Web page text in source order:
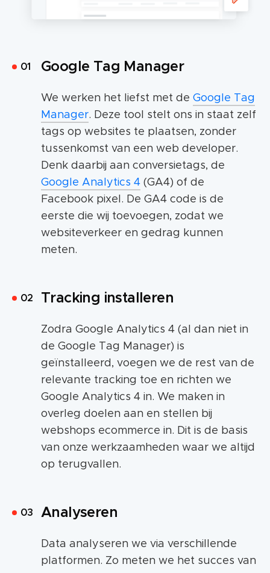
Google Tag Manager
We werken het liefst met de Google Tag
Manager. Deze tool stelt ons in staat zelf
tags op websites te plaatsen, zonder
tussenkomst van een web developer.
Denk daarbij aan conversietags, de
Google Analytics 4 (GA4) of de
Facebook pixel. De GA4 code is de
eerste die wij toevoegen, zodat we
websiteverkeer en gedrag kunnen
meten.
Tracking installeren
Zodra Google Analytics 4 (al dan niet in
de Google Tag Manager) is
geïnstalleerd, voegen we de rest van de
relevante tracking toe en richten we
Google Analytics 4 in. We maken in
overleg doelen aan en stellen bij
webshops ecommerce in. Dit is de basis
van onze werkzaamheden waar we altijd
op terugvallen.
Analyseren
Data analyseren we via verschillende
platformen. Zo meten we het succes van